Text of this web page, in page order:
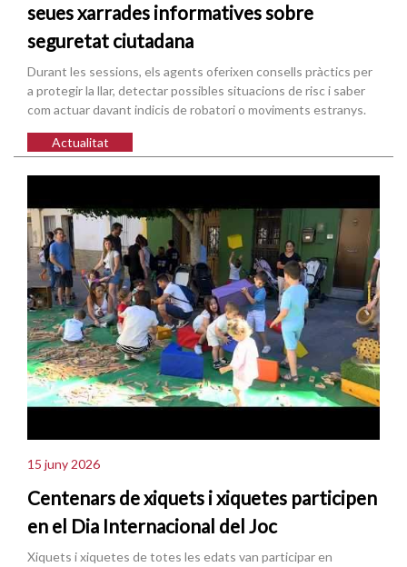
seues xarrades informatives sobre
seguretat ciutadana
Durant les sessions, els agents oferixen consells pràctics per
a protegir la llar, detectar possibles situacions de risc i saber
com actuar davant indicis de robatori o moviments estranys.
Actualitat
15 juny 2026
Centenars de xiquets i xiquetes participen
en el Dia Internacional del Joc
Xiquets i xiquetes de totes les edats van participar en